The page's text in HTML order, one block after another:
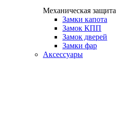
Механическая защита
Замки капота
Замок КПП
Замок дверей
Замки фар
Аксессуары